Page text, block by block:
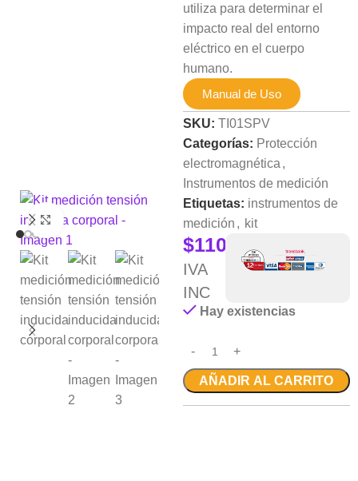
Clic para ampliar
utiliza para determinar el
impacto real del entorno
eléctrico en el cuerpo
humano.
Manual de Uso
SKU: TI01SPV
Categorías: Protección
electromagnética ,
Instrumentos de medición
Etiquetas: instrumentos de
medición , kit
$110.000
IVA
INC
Hay existencias
AÑADIR AL CARRITO